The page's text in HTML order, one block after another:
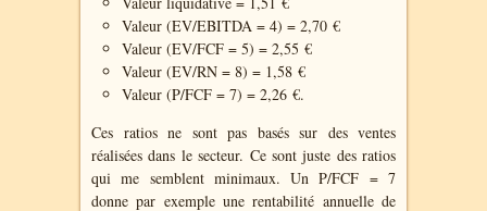
Valeur (EV/EBITDA = 4) = 2,70 €
Valeur (EV/FCF = 5) = 2,55 €
Valeur (EV/RN = 8) = 1,58 €
Valeur (P/FCF = 7) = 2,26 €.
Ces ratios ne sont pas basés sur des ventes
réalisées dans le secteur. Ce sont juste des ratios
qui me semblent minimaux. Un P/FCF = 7
donne par exemple une rentabilité annuelle de